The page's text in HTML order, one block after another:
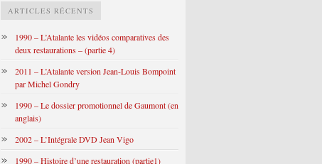
ARTICLES RÉCENTS
1990 – L’Atalante les vidéos comparatives des
deux restaurations – (partie 4)
2011 – L’Atalante version Jean-Louis Bompoint
par Michel Gondry
1990 – Le dossier promotionnel de Gaumont (en
anglais)
2002 – L’Intégrale DVD Jean Vigo
1990 – Histoire d’une restauration (partie1)